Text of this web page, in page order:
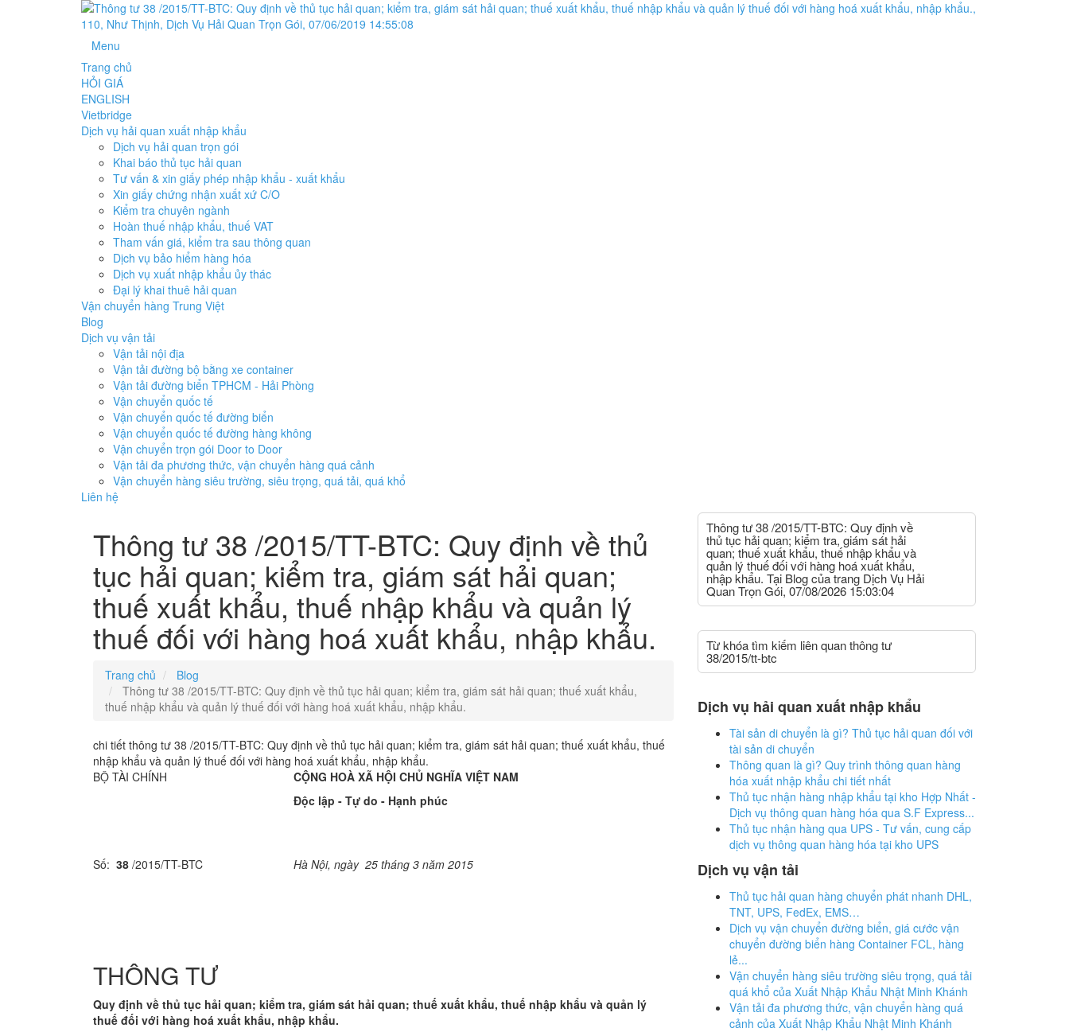
Menu
Trang chủ
HỎI GIÁ
ENGLISH
Vietbridge
Dịch vụ hải quan xuất nhập khẩu
Dịch vụ hải quan trọn gói
Khai báo thủ tục hải quan
Tư vấn & xin giấy phép nhập khẩu - xuất khẩu
Xin giấy chứng nhận xuất xứ C/O
Kiểm tra chuyên ngành
Hoàn thuế nhập khẩu, thuế VAT
Tham vấn giá, kiểm tra sau thông quan
Dịch vụ bảo hiểm hàng hóa
Dịch vụ xuất nhập khẩu ủy thác
Đại lý khai thuê hải quan
Vận chuyển hàng Trung Việt
Blog
Dịch vụ vận tải
Vận tải nội địa
Vận tải đường bộ bằng xe container
Vận tải đường biển TPHCM - Hải Phòng
Vận chuyển quốc tế
Vận chuyển quốc tế đường biển
Vận chuyển quốc tế đường hàng không
Vận chuyển trọn gói Door to Door
Vận tải đa phương thức, vận chuyển hàng quá cảnh
Vận chuyển hàng siêu trường, siêu trọng, quá tải, quá khổ
Liên hệ
Thông tư 38 /2015/TT-BTC: Quy định về thủ
tục hải quan; kiểm tra, giám sát hải quan;
thuế xuất khẩu, thuế nhập khẩu và quản lý
thuế đối với hàng hoá xuất khẩu, nhập khẩu.
Trang chủ
Blog
Thông tư 38 /2015/TT-BTC: Quy định về thủ tục hải quan; kiểm tra, giám sát hải quan; thuế xuất khẩu,
thuế nhập khẩu và quản lý thuế đối với hàng hoá xuất khẩu, nhập khẩu.
chi tiết thông tư 38 /2015/TT-BTC: Quy định về thủ tục hải quan; kiểm tra, giám sát hải quan; thuế xuất khẩu, thuế
nhập khẩu và quản lý thuế đối với hàng hoá xuất khẩu, nhập khẩu.
BỘ TÀI CHÍNH
Số: 38 /2015/TT-BTC
CỘNG HOÀ XÃ HỘI CHỦ NGHĨA VIỆT NAM
Độc lập - Tự do - Hạnh phúc
Hà Nội, ngày 25 tháng 3 năm 2015
THÔNG TƯ
Quy định về thủ tục hải quan; kiểm tra, giám sát hải quan; thuế xuất khẩu, thuế nhập khẩu và quản lý
thuế đối với hàng hoá xuất khẩu, nhập khẩu.
Thông tư 38 /2015/TT-BTC: Quy định về
thủ tục hải quan; kiểm tra, giám sát hải
quan; thuế xuất khẩu, thuế nhập khẩu và
quản lý thuế đối với hàng hoá xuất khẩu,
nhập khẩu. Tại Blog của trang Dịch Vụ Hải
Quan Trọn Gói, 07/08/2026 15:03:04
Từ khóa tìm kiếm liên quan thông tư
38/2015/tt-btc
Dịch vụ hải quan xuất nhập khẩu
Tài sản di chuyển là gì? Thủ tục hải quan đối với
tài sản di chuyển
Thông quan là gì? Quy trình thông quan hàng
hóa xuất nhập khẩu chi tiết nhất
Thủ tục nhận hàng nhập khẩu tại kho Hợp Nhất -
Dịch vụ thông quan hàng hóa qua S.F Express...
Thủ tục nhận hàng qua UPS - Tư vấn, cung cấp
dịch vụ thông quan hàng hóa tại kho UPS
Dịch vụ vận tải
Thủ tục hải quan hàng chuyển phát nhanh DHL,
TNT, UPS, FedEx, EMS…
Dịch vụ vận chuyển đường biển, giá cước vận
chuyển đường biển hàng Container FCL, hàng
lẻ...
Vận chuyển hàng siêu trường siêu trọng, quá tải
quá khổ của Xuất Nhập Khẩu Nhật Minh Khánh
Vận tải đa phương thức, vận chuyển hàng quá
cảnh của Xuất Nhập Khẩu Nhật Minh Khánh